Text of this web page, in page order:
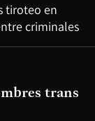
tiroteo en
criminales
trans